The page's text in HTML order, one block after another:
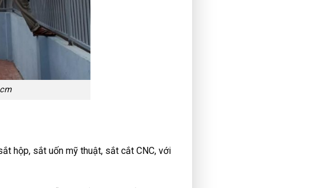
hộp, sắt uốn mỹ thuật, sắt cắt CNC, với